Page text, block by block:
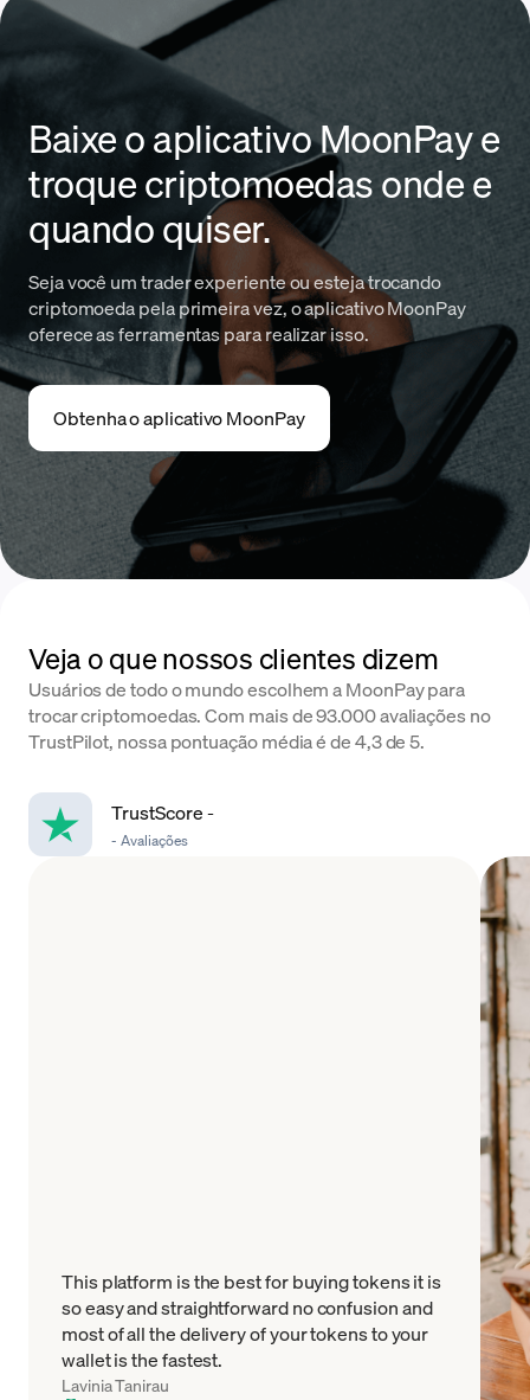
Baixe o aplicativo MoonPay e
troque criptomoedas onde e
quando quiser.
Seja você um trader experiente ou esteja trocando
criptomoeda pela primeira vez, o aplicativo MoonPay
oferece as ferramentas para realizar isso.
Obtenha o aplicativo MoonPay
Veja o que nossos clientes dizem
Usuários de todo o mundo escolhem a MoonPay para
trocar criptomoedas. Com mais de 93.000 avaliações no
TrustPilot, nossa pontuação média é de 4,3 de 5.
TrustScore-
- Avaliações
This platform is the best for buying tokens it is
so easy and straightforward no confusion and
most of all the delivery of your tokens to your
wallet is the fastest.
Lavinia Tanirau